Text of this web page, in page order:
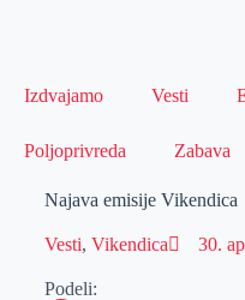
Izdvajamo Vesti
Poljoprivreda Zabava
Najava emisije Vikendica
Vesti, Vikendica 30.
Podeli: